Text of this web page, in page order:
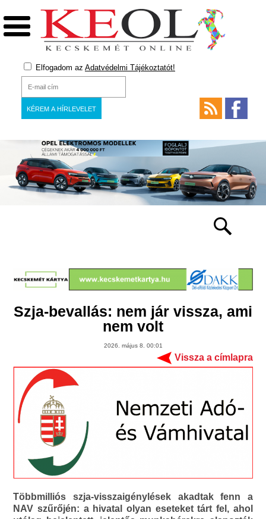
Elfogadom az Adatvédelmi Tájékoztatót!
Szja-bevallás: nem jár vissza, ami
nem volt
2026. május 8. 00:01
Vissza a címlapra
Többmilliós szja-visszaigénylések akadtak fenn a
NAV szűrőjén: a hivatal olyan eseteket tárt fel, ahol